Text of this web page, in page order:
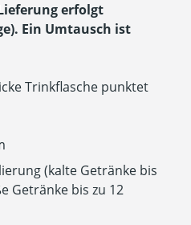
erfolgt
Ein Umtausch ist
Trinkflasche punktet
(kalte Getränke bis
Getränke bis zu 12